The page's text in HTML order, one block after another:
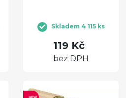
Skladem 4 115 ks
119 Kč
bez DPH